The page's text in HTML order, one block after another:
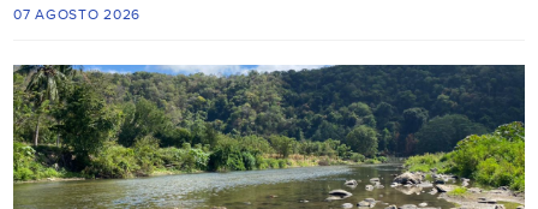
07 AGOSTO 2026